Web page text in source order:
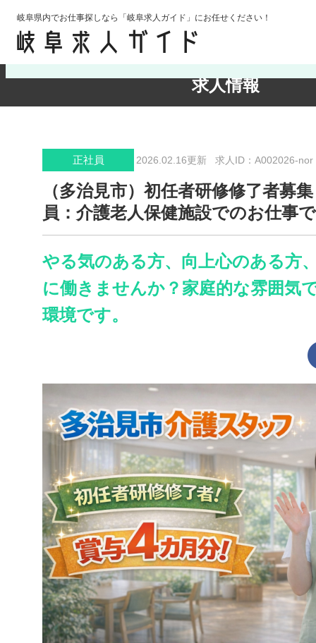
岐阜県内でお仕事探しなら「岐阜求人ガイド」にお任せください！
求人情報
検索条件の確認・変更
正社員 2026.02.16更新 求人ID：A002026-nor
（多治見市）初任者研修修了者募
員：介護老人保健施設でのお仕事
やる気のある方、向上心のある方
に働きませんか？家庭的な雰囲気
環境です。